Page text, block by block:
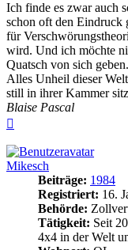
Ich finde es zwar auch
schon oft den Eindruck
für
wird. Und ich möchte
Quatsch von sich geben.
Alles Unheil dieser
still in ihrer Kammer
Blaise Pascal
Mikesch
Beiträge: 1984
Registriert: 16.
Behörde:
Tätigkeit: Seit
4x4 in der Welt